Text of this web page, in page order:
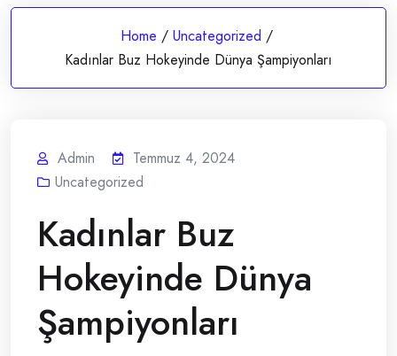
Home / Uncategorized /
Kadınlar Buz Hokeyinde Dünya Şampiyonları
Admin
Temmuz 4, 2024
Uncategorized
Kadınlar Buz
Hokeyinde Dünya
Şampiyonları